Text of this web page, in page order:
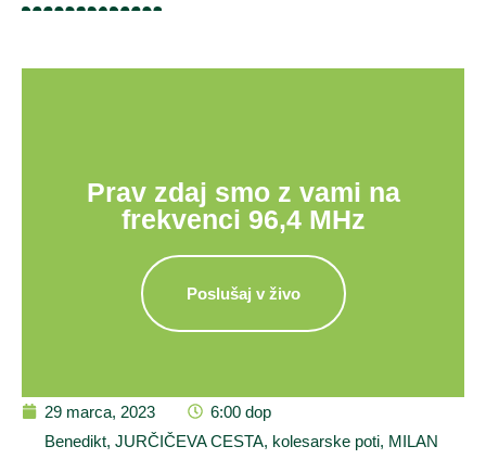
Prav zdaj smo z vami na
frekvenci 96,4 MHz
Poslušaj v živo
29 marca, 2023
6:00 dop
Benedikt, JURČIČEVA CESTA, kolesarske poti, MILAN